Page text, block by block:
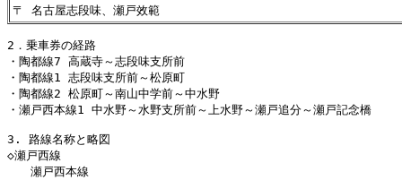
〒 名古屋志段味、瀬戸效範
2．乗車券の経路
・陶都線7 高蔵寺～志段味支所前
・陶都線1 志段味支所前～松原町
・陶都線2 松原町～南山中学前～中水野
・瀬戸西本線1 中水野～水野支所前～上水野～瀬戸追分～瀬戸記念橋
3. 路線名称と略図
◇瀬戸西線
瀬戸西本線